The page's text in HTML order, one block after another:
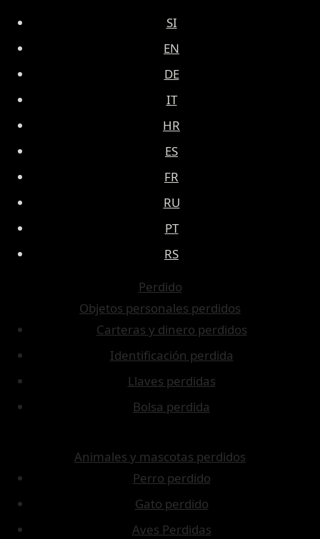
SI
EN
DE
IT
HR
ES
FR
RU
PT
RS
Perdido
Objetos personales perdidos
Carteras y dinero perdidos
Identificación perdida
Llaves perdidas
Bolsa perdida
Animales y mascotas perdidos
Perro perdido
Gato perdido
Aves Perdidas